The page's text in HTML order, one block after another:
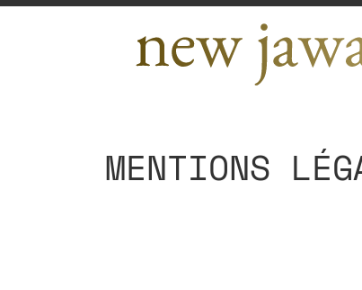
MENTIONS